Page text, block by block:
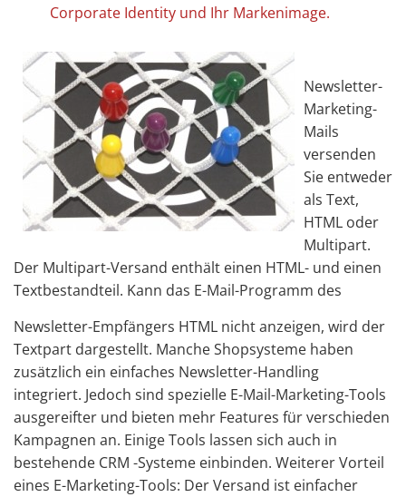
Corporate Identity und Ihr Markenimage.
Newsletter-
Marketing-
Mails
versenden
Sie entweder
als Text,
HTML oder
Multipart.
Der Multipart-Versand enthält einen HTML- und einen
Textbestandteil. Kann das E-Mail-Programm des
Newsletter-Empfängers HTML nicht anzeigen, wird der
Textpart dargestellt. Manche Shopsysteme haben
zusätzlich ein einfaches Newsletter-Handling
integriert. Jedoch sind spezielle E-Mail-Marketing-Tools
ausgereifter und bieten mehr Features für verschieden
Kampagnen an. Einige Tools lassen sich auch in
bestehende CRM -Systeme einbinden. Weiterer Vorteil
eines E-Marketing-Tools: Der Versand ist einfacher